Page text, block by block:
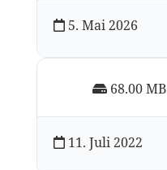
5. Mai 2026
68.00 MB
11. Juli 2022